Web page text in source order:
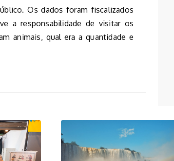
Os dados foram fiscalizados
a responsabilidade de visitar os
animais, qual era a quantidade e